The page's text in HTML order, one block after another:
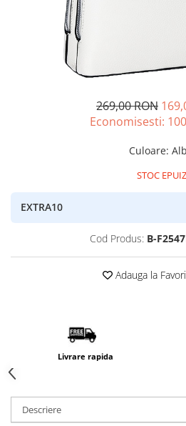
269,00 RON
Economisesti:
Culoare: Alb
STOC
EXTRA10
Cod Produs: B-
Adauga la
Livrare rapida
Descriere